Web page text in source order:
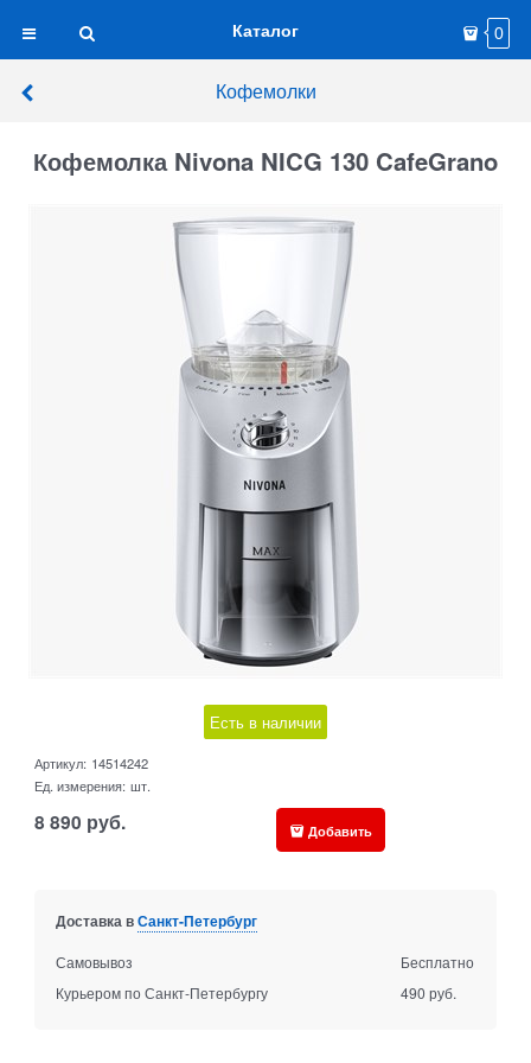
Каталог 0
Кофемолки
Кофемолка Nivona NICG 130 CafeGrano
Есть в наличии
Артикул: 14514242
Ед. измерения: шт.
8 890 руб. Добавить
Доставка вСанкт-Петербург
Самовывоз
Бесплатно
Курьером по Санкт-Петербургу
490 руб.